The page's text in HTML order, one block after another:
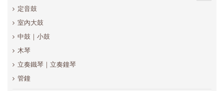
定音鼓
室內大鼓
中鼓｜小鼓
木琴
立奏鐵琴｜立奏鐘琴
管鐘